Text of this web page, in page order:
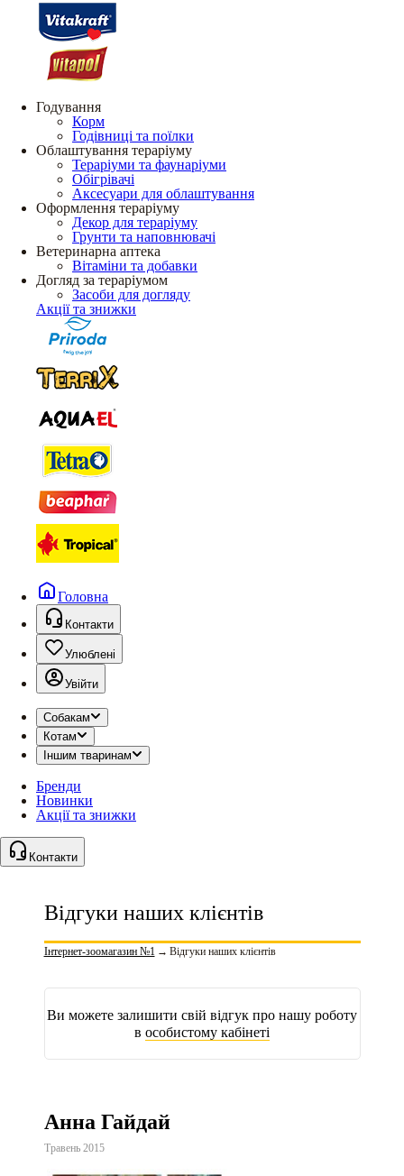
Годування
Корм
Годівниці та поїлки
Облаштування тераріуму
Тераріуми та фаунаріуми
Обігрівачі
Аксесуари для облаштування
Оформлення тераріуму
Декор для тераріуму
Грунти та наповнювачі
Ветеринарна аптека
Вітаміни та добавки
Догляд за тераріумом
Засоби для догляду
Акції та знижки
Головна
Контакти
Улюблені
Увійти
Собакам
Котам
Іншим тваринам
Бренди
Новинки
Акції та знижки
Контакти
Відгуки наших клієнтів
Інтернет-зоомагазин №1 → Відгуки наших клієнтів
Ви можете залишити свій відгук про нашу роботу
в особистому кабінеті
Анна Гайдай
Травень 2015